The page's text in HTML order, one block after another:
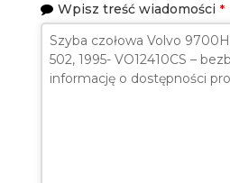
Wpisz treść wiadomości *